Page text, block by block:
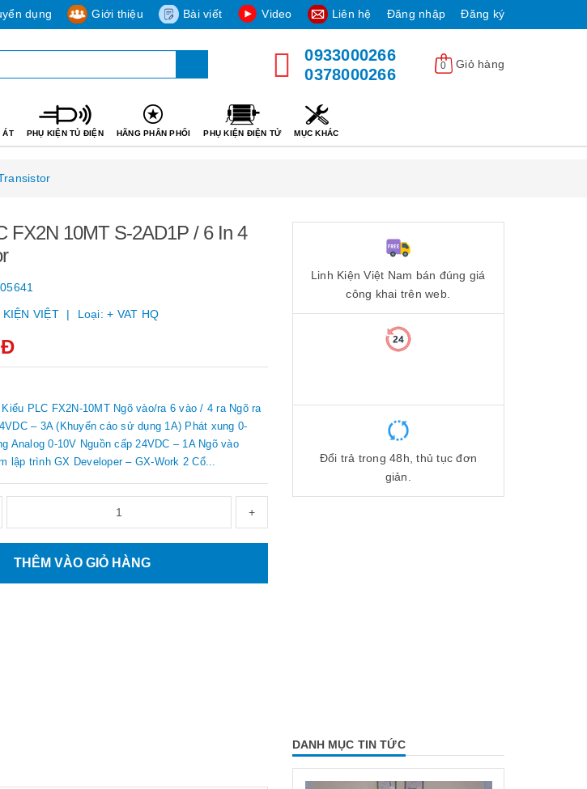
dụng Giới thiệu Bài viết Video Liên hệ Đăng nhập Đăng ký
0933000266
0378000266
0 Giỏ hàng
ÁT PHỤ KIỆN TỦ ĐIỆN HÃNG PHÂN PHỐI PHỤ KIỆN ĐIỆN TỬ MỤC KHÁC
FX2N 10MT S-2AD1P / 6 In 4
KIỆN VIỆT Loại: + VAT HQ
PLC FX2N-10MT Ngõ vào/ra 6 vào / 4 ra Ngõ ra
– 3A (Khuyến cáo sử dụng 1A) Phát xung 0-
Analog 0-10V Nguồn cấp 24VDC – 1A Ngõ vào
lập trình GX Developer – GX-Work 2 Cổ...
+
THÊM VÀO GIỎ HÀNG
Linh Kiện Việt Nam bán đúng giá
công khai trên web.
Đổi trả trong 48h, thủ tục đơn
giản.
DANH MỤC TIN TỨC